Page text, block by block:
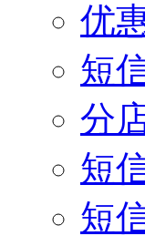
优
短
分
短
短